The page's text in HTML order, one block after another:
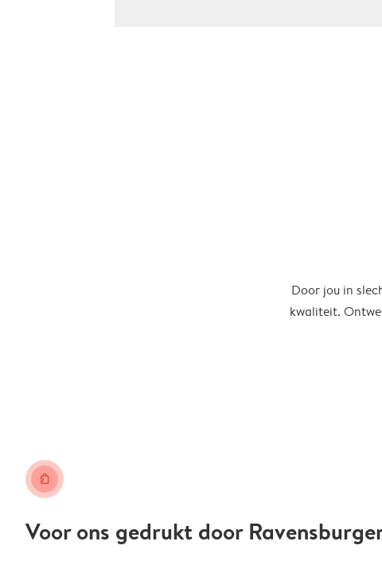
Door jou in
kwaliteit.
puzzle
Voor ons gedrukt door